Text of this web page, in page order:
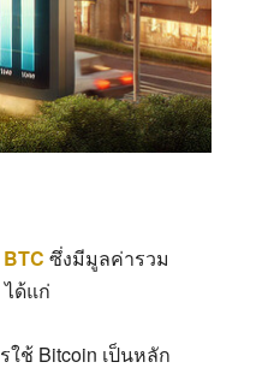
BTC ซึ่งมีมูลค่ารวม
ด้แก่
ช้ Bitcoin เป็นหลัก